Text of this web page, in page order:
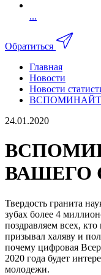
...
Обратиться
Главная
Новости
Новости
24.01.2020
ВАШЕГО
Твердость гранита
зубах более 4
поздравляем всех,
призывал халяву и
почему цифровая
2020 года будет
молодежи.